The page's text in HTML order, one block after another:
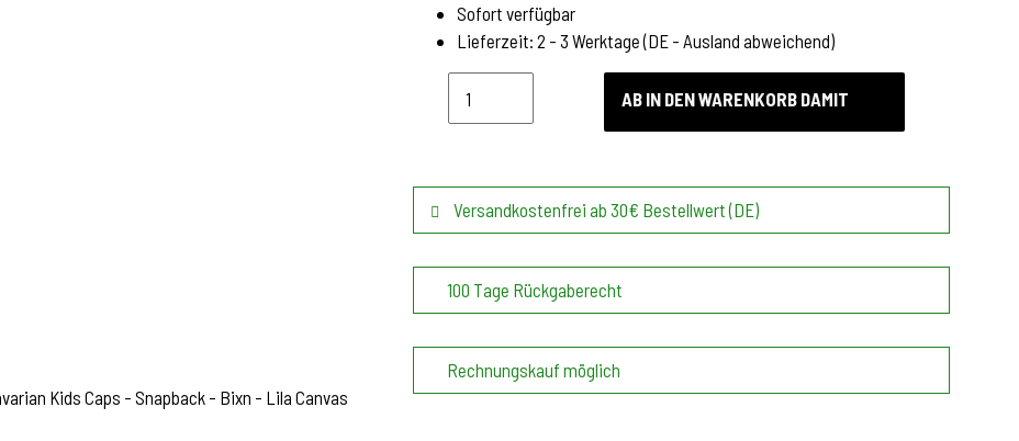
Sofort verfügbar
Lieferzeit:2 - 3 Werktage(DE - Ausland abweichend)
AB IN DEN WARENKORB DAMIT
100 Tage Rückgaberecht
Rechnungskauf möglich